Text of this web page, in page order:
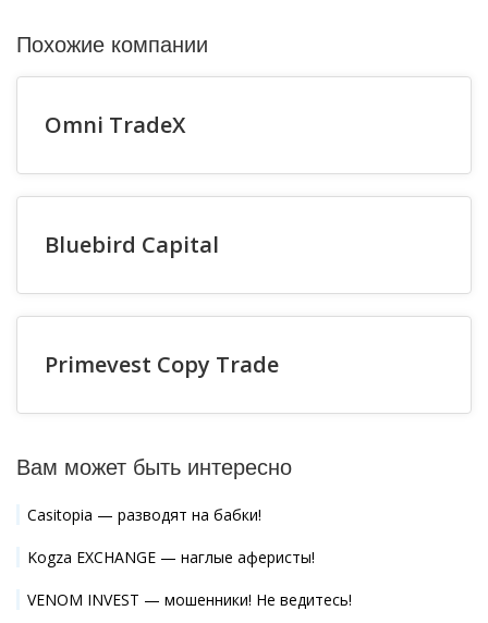
Похожие компании
Omni TradeX
Bluebird Capital
Primevest Copy Trade
Вам может быть интересно
Casitopia — разводят на бабки!
Kogza EXCHANGE — наглые аферисты!
VENOM INVEST — мошенники! Не ведитесь!